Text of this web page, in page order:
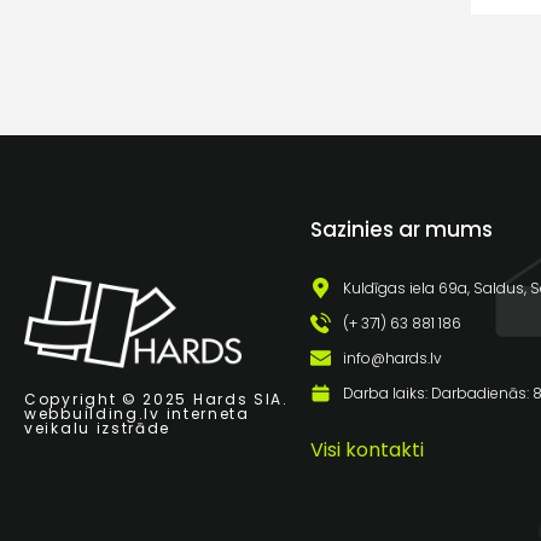
Copyright © 2025 Hards SIA.
webbuilding.lv interneta
veikalu izstrāde
Sazinies ar mums
Kuldīgas iela 69a, Saldus,
(+ 371) 63 881 186
info@hards.lv
Darba laiks: Darbadienās:
Visi kontakti